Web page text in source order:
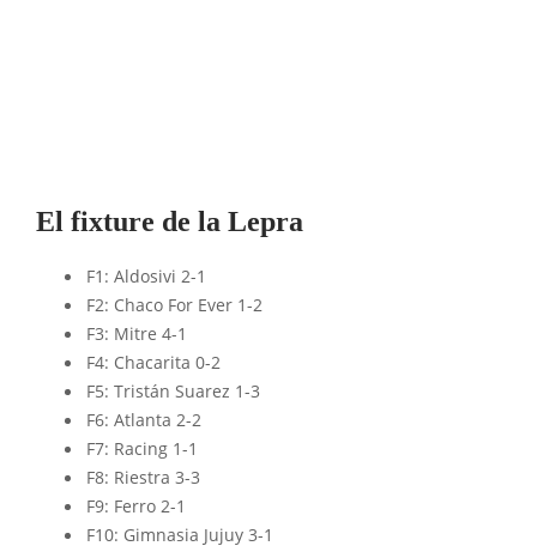
El fixture de la Lepra
F1: Aldosivi 2-1
F2: Chaco For Ever 1-2
F3: Mitre 4-1
F4: Chacarita 0-2
F5: Tristán Suarez 1-3
F6: Atlanta 2-2
F7: Racing 1-1
F8: Riestra 3-3
F9: Ferro 2-1
F10: Gimnasia Jujuy 3-1